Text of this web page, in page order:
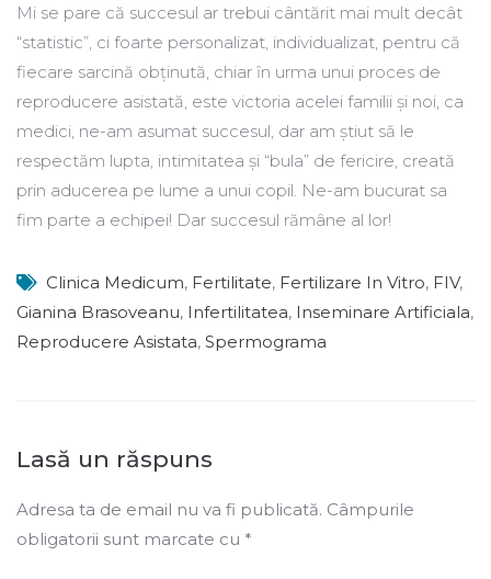
Mi se pare că succesul ar trebui cântărit mai mult decât
“statistic”, ci foarte personalizat, individualizat, pentru că
fiecare sarcină obţinută, chiar ȋn urma unui proces de
reproducere asistată, este victoria acelei familii și noi, ca
medici, ne-am asumat succesul, dar am știut să le
respectăm lupta, intimitatea și “bula” de fericire, creată
prin aducerea pe lume a unui copil. Ne-am bucurat sa
fim parte a echipei! Dar succesul rămâne al lor!
Clinica Medicum, Fertilitate, Fertilizare In Vitro, FIV,
Gianina Brasoveanu, Infertilitatea, Inseminare Artificiala,
Reproducere Asistata, Spermograma
Lasă un răspuns
Adresa ta de email nu va fi publicată. Câmpurile
obligatorii sunt marcate cu *